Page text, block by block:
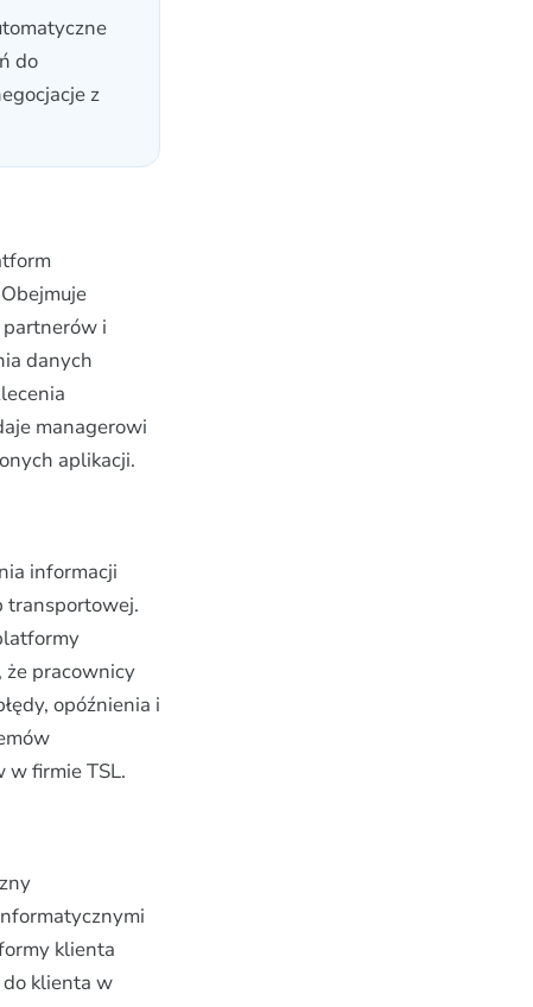
do
z
partnerów i
danych
managerowi
aplikacji.
informacji
transportowej.
że pracownicy
opóźnienia i
firmie TSL.
klienta
klienta w